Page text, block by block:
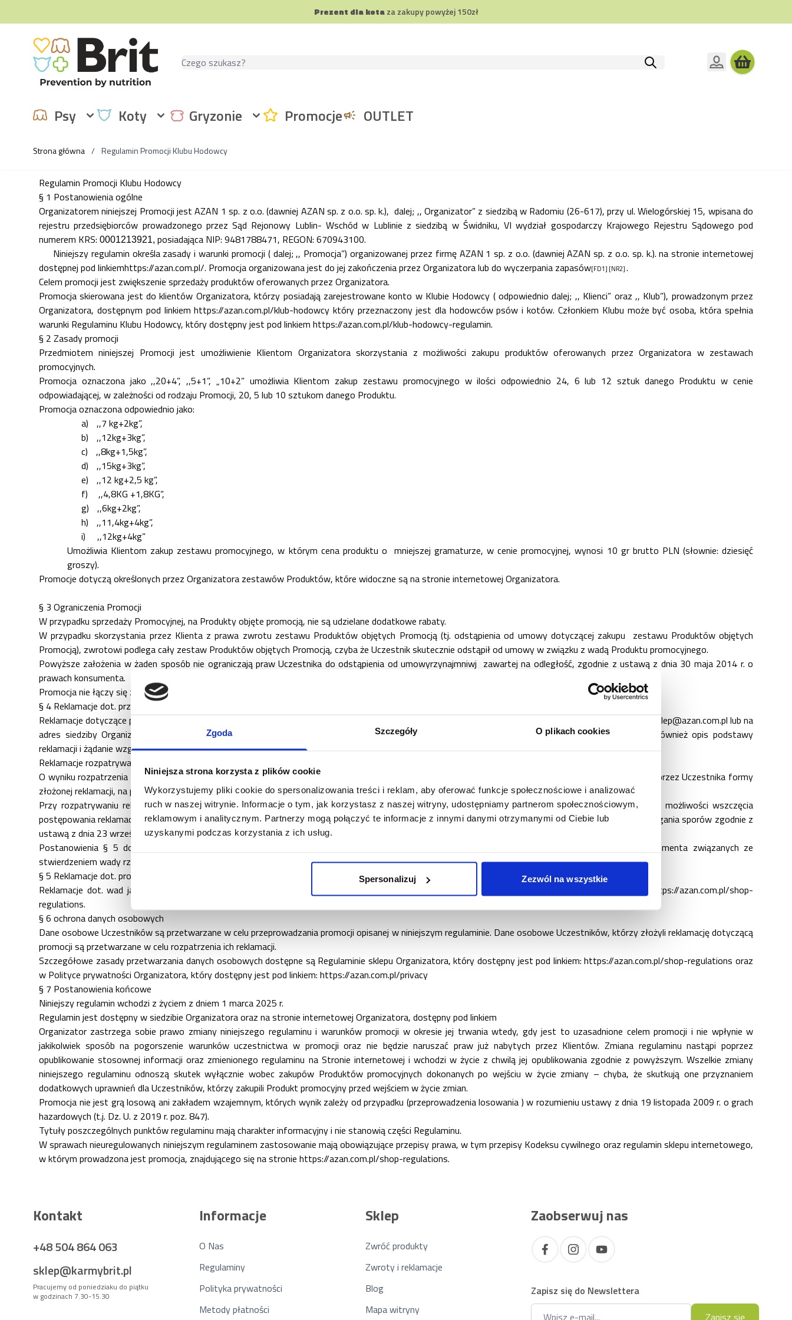
Zgoda Szczegóły O plikach cookies
Niniejsza strona korzysta z plików cookie
Wykorzystujemy pliki cookie do spersonalizowania treści i reklam, aby oferować funkcje społecznościowe i analizować
ruch w naszej witrynie. Informacje o tym, jak korzystasz z naszej witryny, udostępniamy partnerom społecznościowym,
reklamowym i analitycznym. Partnerzy mogą połączyć te informacje z innymi danymi otrzymanymi od Ciebie lub
uzyskanymi podczas korzystania z ich usług.
Spersonalizuj Zezwól na wszystkie
Prezent dla kotaza zakupy powyżej 150zł
Przejdź do treści
Szukaj
Psy Koty Gryzonie Promocje OUTLET
Strona główna / Regulamin Promocji Klubu Hodowcy
Regulamin Promocji Klubu Hodowcy
§ 1 Postanowienia ogólne
Organizatorem niniejszej Promocji jest AZAN 1 sp. z o.o. (dawniej AZAN sp. z o.o. sp. k.), dalej; ,, Organizator” z siedzibą w Radomiu (26-617), przy ul. Wielogórskiej 15, wpisana do
rejestru przedsiębiorców prowadzonego przez Sąd Rejonowy Lublin- Wschód w Lublinie z siedzibą w Świdniku, VI wydział gospodarczy Krajowego Rejestru Sądowego pod
numerem KRS: 0001213921, posiadająca NIP: 9481788471, REGON: 670943100.
Niniejszy regulamin określa zasady i warunki promocji ( dalej; ,, Promocja”) organizowanej przez firmę AZAN 1 sp. z o.o. (dawniej AZAN sp. z o.o. sp. k.). na stronie internetowej
dostępnej pod linkiemhttps://azan.com.pl/. Promocja organizowana jest do jej zakończenia przez Organizatora lub do wyczerpania zapasów[FD1] [NR2].
Celem promocji jest zwiększenie sprzedaży produktów oferowanych przez Organizatora.
Promocja skierowana jest do klientów Organizatora, którzy posiadają zarejestrowane konto w Klubie Hodowcy ( odpowiednio dalej; ,, Klienci” oraz ,, Klub”), prowadzonym przez
Organizatora, dostępnym pod linkiemhttps://azan.com.pl/klub-hodowcy który przeznaczony jest dla hodowców psów i kotów. Członkiem Klubu może być osoba, która spełnia
warunki Regulaminu Klubu Hodowcy, który dostępny jest pod linkiem https://azan.com.pl/klub-hodowcy-regulamin.
§ 2 Zasady promocji
Przedmiotem niniejszej Promocji jest umożliwienie Klientom Organizatora skorzystania z możliwości zakupu produktów oferowanych przez Organizatora w zestawach
promocyjnych.
Promocja oznaczona jako ,,20+4”, ,,5+1”, „10+2” umożliwia Klientom zakup zestawu promocyjnego w ilości odpowiednio 24, 6 lub 12 sztuk danego Produktu w cenie
odpowiadającej, w zależności od rodzaju Promocji, 20, 5 lub 10 sztukom danego Produktu.
Promocja oznaczona odpowiednio jako:
a)
,,7 kg+2kg”,
b)
,,12kg+3kg”,
c)
,,8kg+1,5kg”,
d)
,,15kg+3kg”,
e)
,,12 kg+2,5 kg”,
f)
,,4,8KG +1,8KG”,
g)
,,6kg+2kg”,
h)
,,11,4kg+4kg”,
i)
,,12kg+4kg”
Umożliwia Klientom zakup zestawu promocyjnego, w którym cena produktu o mniejszej gramaturze, w cenie promocyjnej, wynosi 10 gr brutto PLN (słownie: dziesięć
groszy).
Promocje dotyczą określonych przez Organizatora zestawów Produktów, które widoczne są na stronie internetowej Organizatora.
§ 3 Ograniczenia Promocji
W przypadku sprzedaży Promocyjnej, na Produkty objęte promocją, nie są udzielane dodatkowe rabaty.
W przypadku skorzystania przez Klienta z prawa zwrotu zestawu Produktów objętych Promocją (tj. odstąpienia od umowy dotyczącej zakupu
zestawu Produktów objętych
Promocją), zwrotowi podlega cały zestaw Produktów objętych Promocją, czyba że Uczestnik skutecznie odstąpił od umowy w związku z wadą Produktu promocyjnego.
Powyższe założenia w żaden sposób nie ograniczają praw Uczestnika do odstąpienia od umowyrzynajmniwj zawartej na odległość, zgodnie z ustawą z dnia 30 maja 2014 r. o
prawach konsumenta.
Promocja nie łączy się z innymi promocjami w sklepie internetowym Organizatora.
§ 4 Reklamacje dot. przebiegu promocji
Reklamacje dotyczące przebiegu promocji można składać najpóźniej do zakończenia Promocji w dowolny sposób, przesyłając reklamację na adres mailowy
sklep@azan.com.pl lub na
adres siedziby Organizatora. Zgłoszenie reklamacyjne powinno zawierać: imię, nazwisko i adres do korespondencji osoby składającej reklamację, jak również opis podstawy
reklamacji i żądanie względem Organizatora.
Reklamacje rozpatrywane będą przez Organizatora w terminie 14 dni od dnia otrzymania reklamacji.
O wyniku rozpatrzenia reklamacji Uczestnik zostanie powiadomiony informacją zwrotną, która zostanie przesłana Uczestnikowi w zależności od wybranej przez Uczestnika formy
złożonej reklamacji, na piśmie lub na adres poczty elektronicznej, z którego została zgłoszona reklamacja.
Przy rozpatrywaniu reklamacji, Organizator opiera się na treści niniejszego regulaminu oraz obowiązujących przepisach prawa polskiego. Niezależnie od możliwości wszczęcia
postępowania reklamacyjnego, Uczestnikowi przysługuje prawo dochodzenia roszczeń przed sądem powszechnym oraz prawo do pozasądowego rozstrzygania sporów zgodnie z
ustawą z dnia 23 września 2016 r.
Postanowienia § 5 dotyczą wyłącznie reklamacji związanych z przebiegiem samej promocji i nie ograniczają w jakikolwiek sposób uprawnień konsumenta związanych ze
stwierdzeniem wady rzeczy zakupionych w ramach promocji.
§ 5 Reklamacje dot. produktów
Reklamacje dot. wad jakościowych i ilościowych uregulowane są w regulaminie sklepu internetowego Organizatora, który dostępny jest pod linkiem
https://azan.com.pl/shop-
regulations.
§ 6 ochrona danych osobowych
Dane osobowe Uczestników są przetwarzane w celu przeprowadzania promocji opisanej w niniejszym regulaminie. Dane osobowe Uczestników, którzy złożyli reklamację dotyczącą
promocji są przetwarzane w celu rozpatrzenia ich reklamacji.
Szczegółowe zasady przetwarzania danych osobowych dostępne są Regulaminie sklepu Organizatora, który dostępny jest pod linkiem:https://azan.com.pl/shop-regulations oraz
w Polityce prywatności Organizatora, który dostępny jest pod linkiem: https://azan.com.pl/privacy
§ 7 Postanowienia końcowe
Niniejszy regulamin wchodzi z życiem z dniem 1 marca 2025 r.
Regulamin jest dostępny w siedzibie Organizatora oraz na stronie internetowej Organizatora, dostępny pod linkiem
Organizator zastrzega sobie prawo zmiany niniejszego regulaminu i warunków promocji w okresie jej trwania wtedy, gdy jest to uzasadnione celem promocji i nie wpłynie w
jakikolwiek sposób na pogorszenie warunków uczestnictwa w promocji oraz nie będzie naruszać praw już nabytych przez Klientów. Zmiana regulaminu nastąpi poprzez
opublikowanie stosownej informacji oraz zmienionego regulaminu na Stronie internetowej i wchodzi w życie z chwilą jej opublikowania zgodnie z powyższym. Wszelkie zmiany
niniejszego regulaminu odnoszą skutek wyłącznie wobec zakupów Produktów promocyjnych dokonanych po wejściu w życie zmiany – chyba, że skutkują one przyznaniem
dodatkowych uprawnień dla Uczestników, którzy zakupili Produkt promocyjny przed wejściem w życie zmian.
Promocja nie jest grą losową ani zakładem wzajemnym, których wynik zależy od przypadku (przeprowadzenia losowania ) w rozumieniu ustawy z dnia 19 listopada 2009 r. o grach
hazardowych (t.j. Dz. U. z 2019 r. poz. 847).
Tytuły poszczególnych punktów regulaminu mają charakter informacyjny i nie stanowią części Regulaminu.
W sprawach nieuregulowanych niniejszym regulaminem zastosowanie mają obowiązujące przepisy prawa, w tym przepisy Kodeksu cywilnego oraz regulamin sklepu internetowego,
w którym prowadzona jest promocja, znajdującego się na stronie https://azan.com.pl/shop-regulations.
Kontakt
+48 504 864 063
sklep@karmybrit.pl
Pracujemy od poniedziaku do piątku
w godzinach 7.30-15.30
Informacje
O Nas
Regulaminy
Polityka prywatności
Metody płatności
Sklep
Zwróć produkty
Zwroty i reklamacje
Blog
Mapa witryny
Zaobserwuj nas
Zapisz się do Newslettera
Adres e-mail
Zapisz się